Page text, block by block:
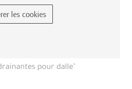
les cookies
pour dalle"